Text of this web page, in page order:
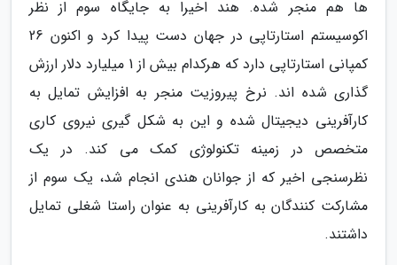
ها هم منجر شده. هند اخیرا به جایگاه سوم از نظر
اکوسیستم استارتاپی در جهان دست پیدا کرد و اکنون 26
کمپانی استارتاپی دارد که هرکدام بیش از 1 میلیارد دلار ارزش
گذاری شده اند. نرخ پیروزیت منجر به افزایش تمایل به
کارآفرینی دیجیتال شده و این به شکل گیری نیروی کاری
متخصص در زمینه تکنولوژی کمک می کند. در یک
نظرسنجی اخیر که از جوانان هندی انجام شد، یک سوم از
مشارکت کنندگان به کارآفرینی به عنوان راستا شغلی تمایل
داشتند.